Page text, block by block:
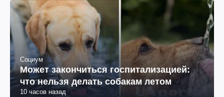
Социум
Может закончиться госпитализацией:
что нельзя делать собакам летом
10 часов назад